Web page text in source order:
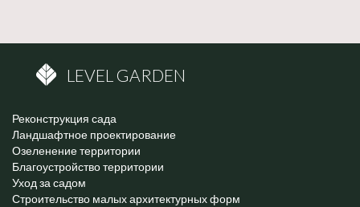
LEVEL GARDEN
Реконструкция сада
Ландшафтное проектирование
Озеленение территории
Благоустройство территории
Уход за садом
Строительство малых архитектурных форм